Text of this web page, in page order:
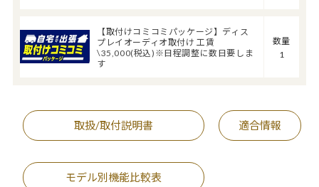
【取付けコミコミパッケージ】ディス
プレイオーディオ取付け 工賃
\35,000(税込)※日程調整に数日要しま
す
数量
1
取扱/取付説明書 適合情報
モデル別機能比較表